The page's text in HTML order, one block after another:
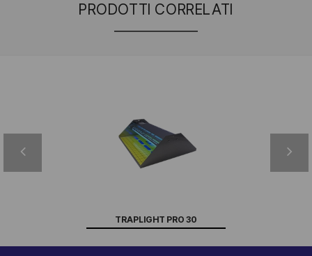
PRODOTTI CORRELATI
TRAPLIGHT PRO 30